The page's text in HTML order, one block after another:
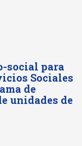
social para
Sociales
de
unidades de